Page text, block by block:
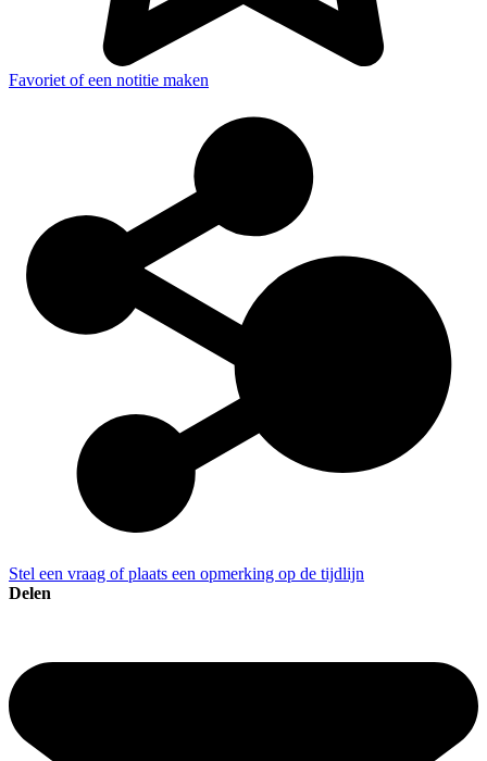
Favoriet of een notitie maken
Stel een vraag of plaats een opmerking op de tijdlijn
Delen